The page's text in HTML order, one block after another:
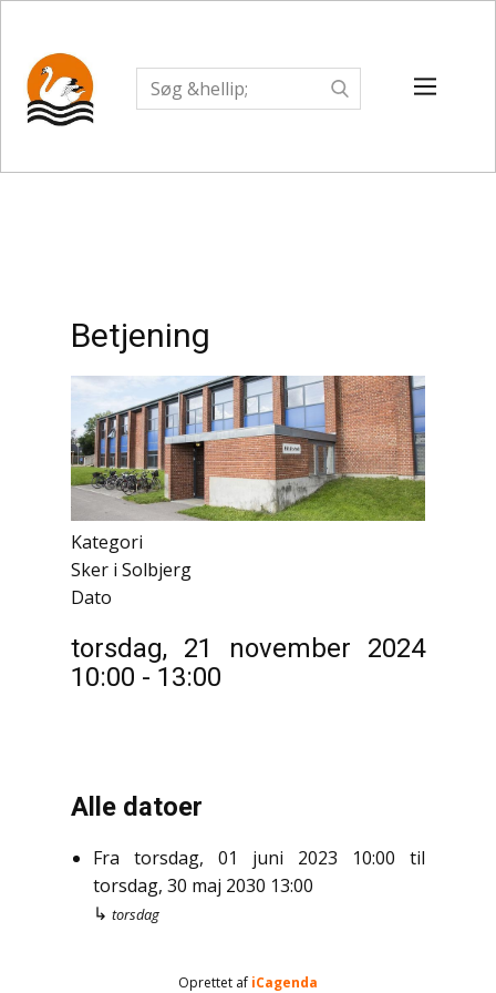
Betjening
Kategori
Sker i Solbjerg
Dato
torsdag, 21 november 2024
10:00 - 13:00
Alle datoer
Fra torsdag, 01 juni 2023 10:00
til
torsdag, 30 maj 2030 13:00
↳ torsdag
Oprettet af iCagenda